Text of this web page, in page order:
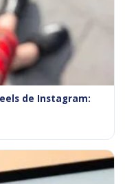
de Instagram: